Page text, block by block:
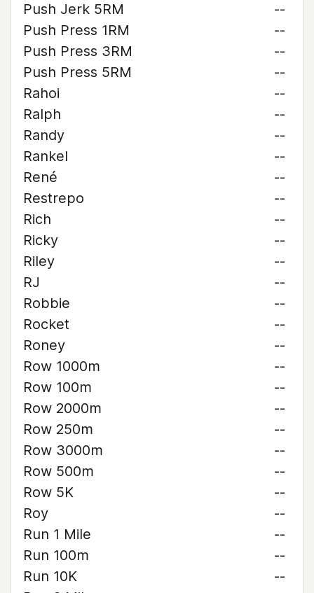
Push Jerk 5RM
--
Push Press 1RM
--
Push Press 3RM
--
Push Press 5RM
--
Rahoi
--
Ralph
--
Randy
--
Rankel
--
René
--
Restrepo
--
Rich
--
Ricky
--
Riley
--
RJ
--
Robbie
--
Rocket
--
Roney
--
Row 1000m
--
Row 100m
--
Row 2000m
--
Row 250m
--
Row 3000m
--
Row 500m
--
Row 5K
--
Roy
--
Run 1 Mile
--
Run 100m
--
Run 10K
--